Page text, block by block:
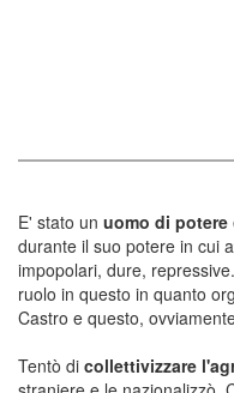
E' stato un uomo di potere
durante il suo potere in cui
impopolari, dure,
ruolo in questo in quanto
Castro e questo,
Tentò di collettivizzare